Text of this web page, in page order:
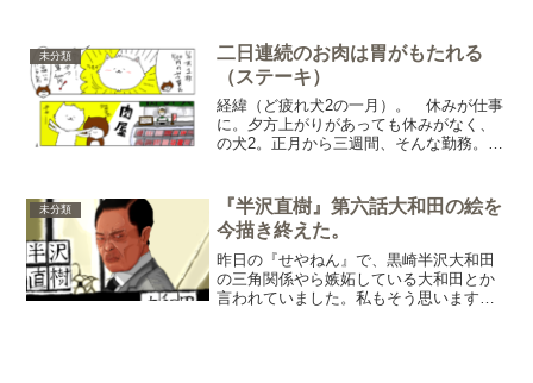
なんでもはちみつをかける！（怒り）」
原因ははちみつや...
未分類
二日連続のお肉は胃がもたれる
（ステーキ）
経緯（ど疲れ犬2の一月）。 休みが仕事
に。夕方上がりがあっても休みがなく、
の犬2。正月から三週間、そんな勤務。
気を遣うので、体力どころか精神も疲れ
てくる。 でも犬2に...
未分類
『半沢直樹』第六話大和田の絵を
今描き終えた。
昨日の『せやねん』で、黒崎半沢大和田
の三角関係やら嫉妬している大和田とか
言われていました。私もそう思います。